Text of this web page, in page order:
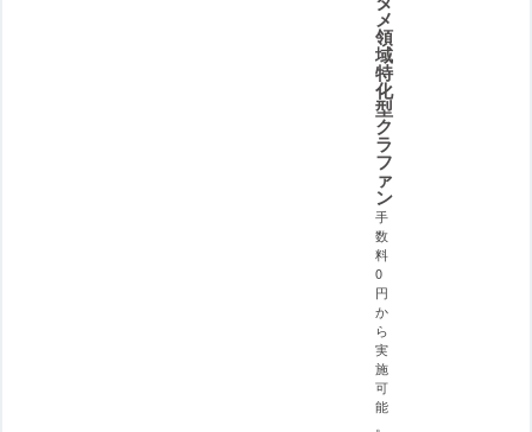
メ
領
域
特
化
型
ク
ラ
フ
ァ
ン
手
数
料
0
円
か
ら
実
施
可
能